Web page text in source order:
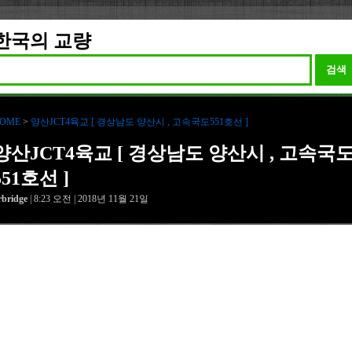
국의 교량
검색
> 양산JCT4육교 [ 경상남도 양산시 , 고속국도551호선 ]
산JCT4육교 [ 경상남도 양산시 , 고속국
호선 ]
| 8:23 오전 | 2018년 11월 21일